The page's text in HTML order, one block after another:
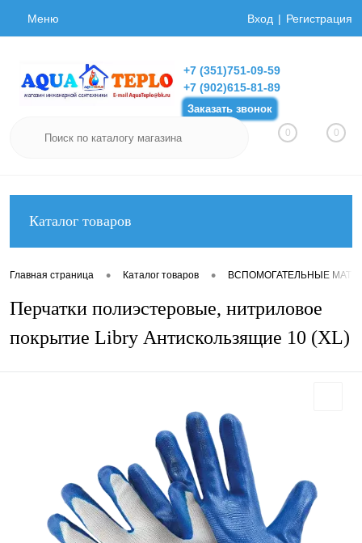
Меню Вход Регистрация
+7 (351)751-09-59
+7 (902)615-81-89
Заказать звонок
0 0
Каталог товаров
Главная страница • Каталог товаров • ВСПОМОГАТЕЛЬНЫЕ
Перчатки полиэстеровые, нитриловое
покрытие Libry Антискользящие 10 (XL)